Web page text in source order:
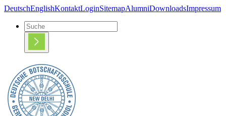
DeutschEnglishKontaktLoginSitemapAlumniDownloadsImpressum